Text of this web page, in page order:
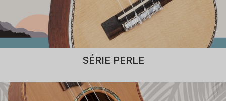
SÉRIE PERLE